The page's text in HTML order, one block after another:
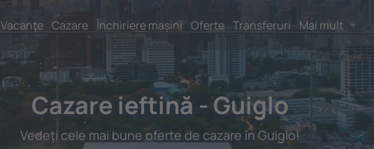
Vacanţe Cazare Închiriere mașini Oferte Transferuri Mai mult
Cazare ieftină - Guiglo
Vedeţi cele mai bune oferte de cazare în Guiglo!